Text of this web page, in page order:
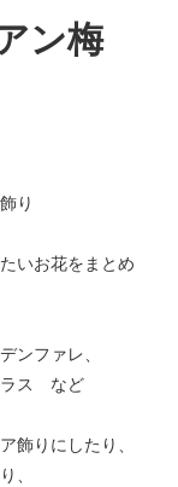
ン梅
り
いお花をまとめ
ンファレ、
ラス など
飾りにしたり、
、